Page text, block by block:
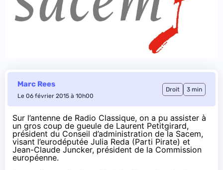
Marc Rees
Le 06 février 2015 à 10h00
Droit 3 min
Sur l’antenne de Radio Classique, on a pu assister à
un gros coup de gueule de Laurent Petitgirard,
président du Conseil d’administration de la Sacem,
visant l’eurodéputée Julia Reda (Parti Pirate) et
Jean-Claude Juncker, président de la Commission
européenne.